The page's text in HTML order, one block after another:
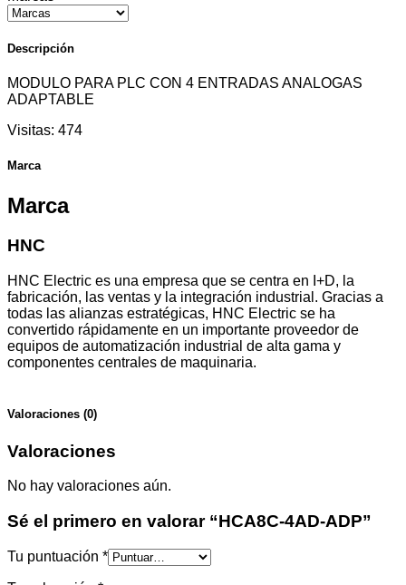
Descripción
MODULO PARA PLC CON 4 ENTRADAS ANALOGAS
ADAPTABLE
Visitas: 474
Marca
Marca
HNC
HNC Electric es una empresa que se centra en I+D, la
fabricación, las ventas y la integración industrial. Gracias a
todas las alianzas estratégicas, HNC Electric se ha
convertido rápidamente en un importante proveedor de
equipos de automatización industrial de alta gama y
componentes centrales de maquinaria.
Valoraciones (0)
Valoraciones
No hay valoraciones aún.
Sé el primero en valorar “HCA8C-4AD-ADP”
Tu puntuación *